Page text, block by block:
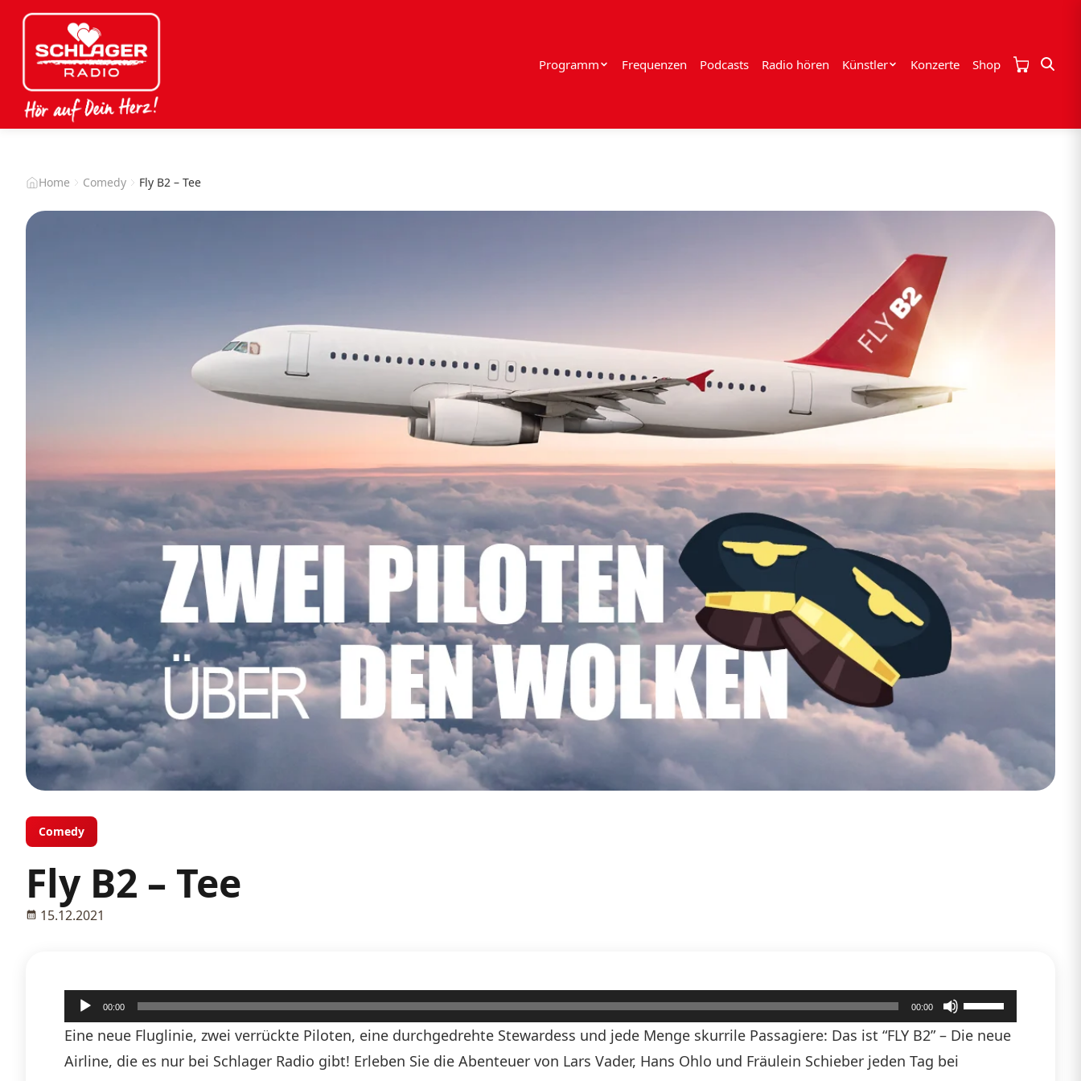
Programm Frequenzen Podcasts Radio hören Künstler Konzerte Shop
Home Comedy Fly B2 – Tee
Comedy
Fly B2 – Tee
15.12.2021
Audio-
Player
00:00 00:00
Pfeiltasten
Hoch/Runter
Eine neue Fluglinie, zwei verrückte Piloten, eine durchgedrehte Stewardess und jede Menge skurrile Passagiere: Das ist “FLY B2” – Die neue
Airline, die es nur bei Schlager Radio gibt! Erleben Sie die Abenteuer von Lars Vader, Hans Ohlo und Fräulein Schieber jeden Tag bei